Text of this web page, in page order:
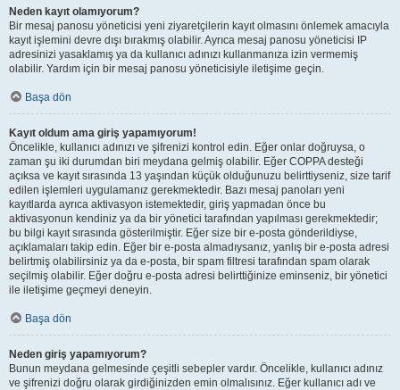
Neden kayıt olamıyorum?
Bir mesaj panosu yöneticisi yeni ziyaretçilerin kayıt olmasını önlemek amacıyla
kayıt işlemini devre dışı bırakmış olabilir. Ayrıca mesaj panosu yöneticisi IP
adresinizi yasaklamış ya da kullanıcı adınızı kullanmanıza izin vermemiş
olabilir. Yardım için bir mesaj panosu yöneticisiyle iletişime geçin.
Başa dön
Kayıt oldum ama giriş yapamıyorum!
Öncelikle, kullanıcı adınızı ve şifrenizi kontrol edin. Eğer onlar doğruysa, o
zaman şu iki durumdan biri meydana gelmiş olabilir. Eğer COPPA desteği
açıksa ve kayıt sırasında 13 yaşından küçük olduğunuzu belirttiyseniz, size tarif
edilen işlemleri uygulamanız gerekmektedir. Bazı mesaj panoları yeni
kayıtlarda ayrıca aktivasyon istemektedir, giriş yapmadan önce bu
aktivasyonun kendiniz ya da bir yönetici tarafından yapılması gerekmektedir;
bu bilgi kayıt sırasında gösterilmiştir. Eğer size bir e-posta gönderildiyse,
açıklamaları takip edin. Eğer bir e-posta almadıysanız, yanlış bir e-posta adresi
belirtmiş olabilirsiniz ya da e-posta, bir spam filtresi tarafından spam olarak
seçilmiş olabilir. Eğer doğru e-posta adresi belirttiğinize eminseniz, bir yönetici
ile iletişime geçmeyi deneyin.
Başa dön
Neden giriş yapamıyorum?
Bunun meydana gelmesinde çeşitli sebepler vardır. Öncelikle, kullanıcı adınız
ve şifrenizi doğru olarak girdiğinizden emin olmalısınız. Eğer kullanıcı adı ve